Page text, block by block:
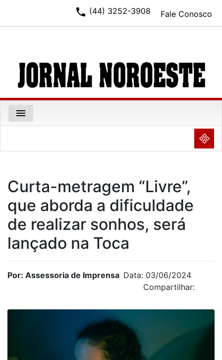
Fale Conosco
phone (44) 3252-3908
menu
NULL
Curta-metragem “Livre”,
que aborda a dificuldade
de realizar sonhos, será
lançado na Toca
Por: Assessoria de Imprensa Data: 03/06/2024
Compartilhar: